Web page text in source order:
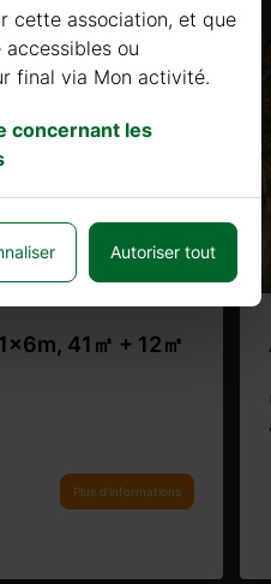
41㎡ + 12㎡
Plus d'informations
cette association, et que
ou
final via Mon activité.
concernant les
Autoriser tout